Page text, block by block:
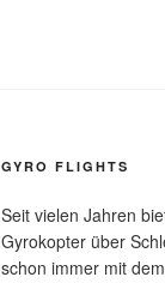
GYRO FLIGHTS
Seit vielen Jahren
Gyrokopter über
schon immer mit